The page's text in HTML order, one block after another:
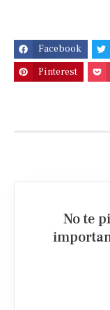
Facebook
Pinterest
No te